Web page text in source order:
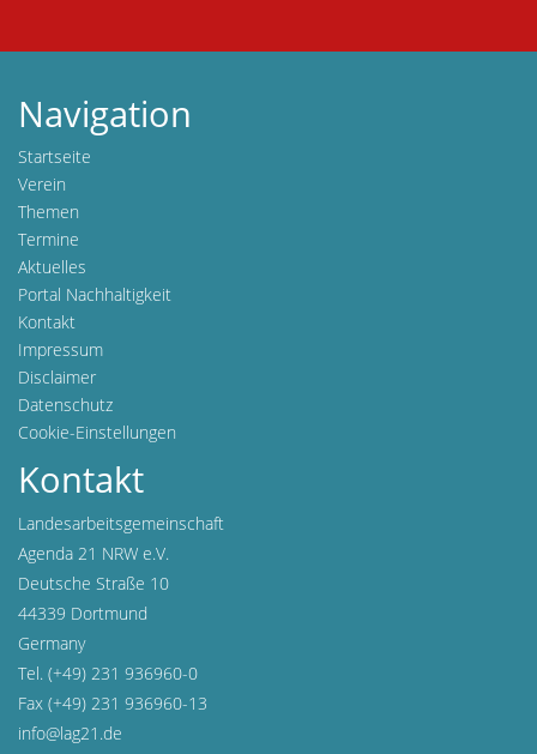
Navigation
Startseite
Verein
Themen
Termine
Aktuelles
Portal Nachhaltigkeit
Kontakt
Impressum
Disclaimer
Datenschutz
Cookie-Einstellungen
Kontakt
Landesarbeitsgemeinschaft
Agenda 21 NRW e.V.
Deutsche Straße 10
44339 Dortmund
Germany
Tel. (+49) 231 936960-0
Fax (+49) 231 936960-13
info@lag21.de